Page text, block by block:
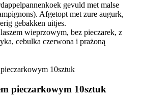
gevuld met malse
Afgetopt met zure augurk,
gebakken uitjes.
wieprzowym, bez pieczarek, z
cebulka czerwona i prażoną
pieczarkowym 10sztuk